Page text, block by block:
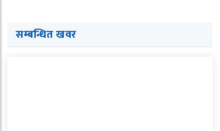
सम्बन्धित खवर